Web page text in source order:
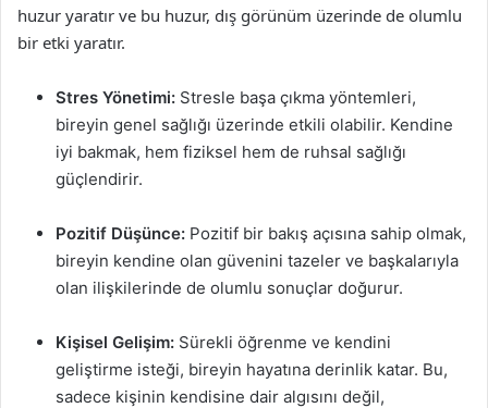
huzur yaratır ve bu huzur, dış görünüm üzerinde de olumlu
bir etki yaratır.
Stres Yönetimi: Stresle başa çıkma yöntemleri,
bireyin genel sağlığı üzerinde etkili olabilir. Kendine
iyi bakmak, hem fiziksel hem de ruhsal sağlığı
güçlendirir.
Pozitif Düşünce: Pozitif bir bakış açısına sahip olmak,
bireyin kendine olan güvenini tazeler ve başkalarıyla
olan ilişkilerinde de olumlu sonuçlar doğurur.
Kişisel Gelişim: Sürekli öğrenme ve kendini
geliştirme isteği, bireyin hayatına derinlik katar. Bu,
sadece kişinin kendisine dair algısını değil,